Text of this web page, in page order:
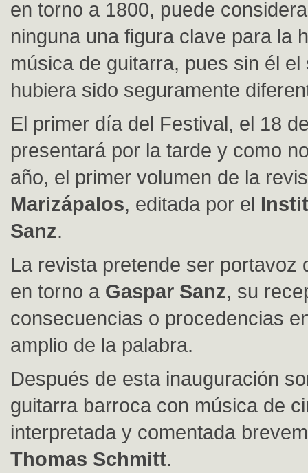
en torno a 1800, puede
ninguna una figura clave para la
música de guitarra, pues sin él el
hubiera sido seguramente
El primer día del Festival, el 18
presentará por la tarde y como
año, el primer volumen de la
Marizápalos, editada por el
Sanz.
La revista pretende ser portavoz
en torno a Gaspar Sanz, su
consecuencias o procedencias
amplio de la palabra.
Después de esta inauguración
guitarra barroca con música de
interpretada y comentada
Thomas Schmitt.